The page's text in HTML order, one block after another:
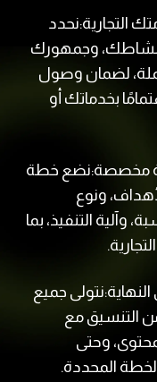
التجارية:نحدد
نشاطك، وجمهورك
لضمان وصول
بخدماتك أو
مخصصة:نضع خطة
ونوع
وآلية التنفيذ، بما
النهاية:نتولى جميع
التنسيق مع
وحتى
المحددة.